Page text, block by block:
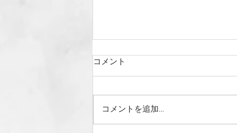
コメント
コメントを追加…